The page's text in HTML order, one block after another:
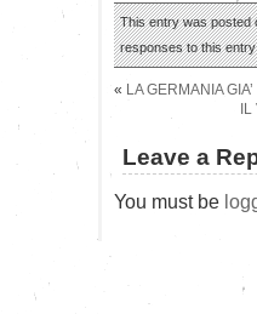
This entry was posted
responses to this
« LA GERMANIA
Leave a
You must be